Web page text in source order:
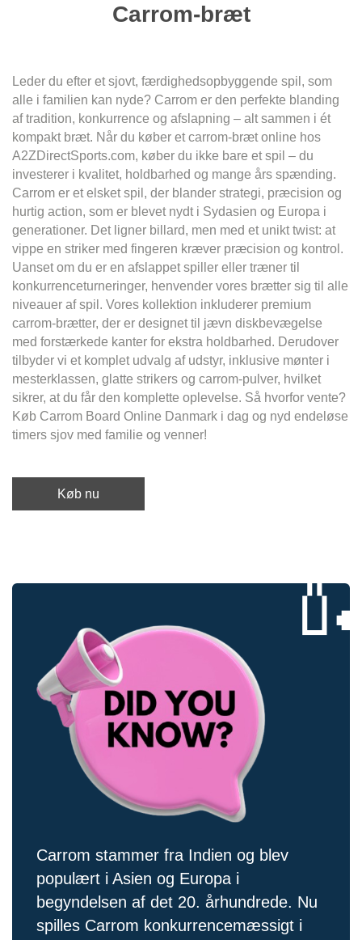
Carrom-bræt
Leder du efter et sjovt, færdighedsopbyggende spil, som
alle i familien kan nyde? Carrom er den perfekte blanding
af tradition, konkurrence og afslapning – alt sammen i ét
kompakt bræt. Når du køber et carrom-bræt online hos
A2ZDirectSports.com, køber du ikke bare et spil – du
investerer i kvalitet, holdbarhed og mange års spænding.
Carrom er et elsket spil, der blander strategi, præcision og
hurtig action, som er blevet nydt i Sydasien og Europa i
generationer. Det ligner billard, men med et unikt twist: at
vippe en striker med fingeren kræver præcision og kontrol.
Uanset om du er en afslappet spiller eller træner til
konkurrenceturneringer, henvender vores brætter sig til alle
niveauer af spil. Vores kollektion inkluderer premium
carrom-brætter, der er designet til jævn diskbevægelse
med forstærkede kanter for ekstra holdbarhed. Derudover
tilbyder vi et komplet udvalg af udstyr, inklusive mønter i
mesterklassen, glatte strikers og carrom-pulver, hvilket
sikrer, at du får den komplette oplevelse. Så hvorfor vente?
Køb Carrom Board Online Danmark i dag og nyd endeløse
timers sjov med familie og venner!
Køb nu
Carrom stammer fra Indien og blev
populært i Asien og Europa i
begyndelsen af ​​det 20. århundrede. Nu
spilles Carrom konkurrencemæssigt i